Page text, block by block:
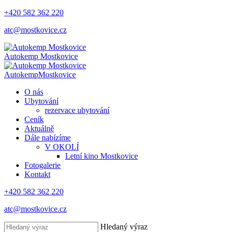
+420 582 362 220
atc@mostkovice.cz
Autokemp Mostkovice
AutokempMostkovice
O nás
Ubytování
rezervace ubytování
Ceník
Aktuálně
Dále nabízíme
V OKOLÍ
Letní kino Mostkovice
Fotogalerie
Kontakt
+420 582 362 220
atc@mostkovice.cz
Hledaný výraz